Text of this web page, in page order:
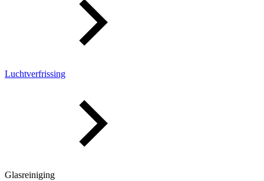
Luchtverfrissing
Glasreiniging